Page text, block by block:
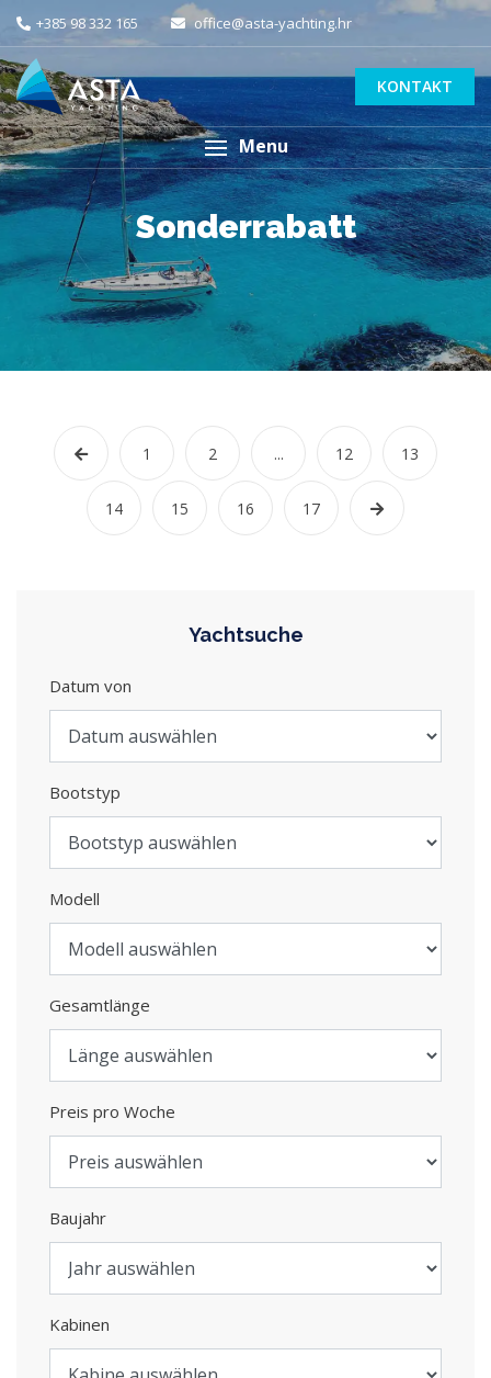
+385 98 332 165 office@asta-yachting.hr
KONTAKT
Menu
Sonderrabatt
1 2 ... 12 13
14 15 16 17
Yachtsuche
Datum von
Bootstyp
Modell
Gesamtlänge
Preis pro Woche
Baujahr
Kabinen